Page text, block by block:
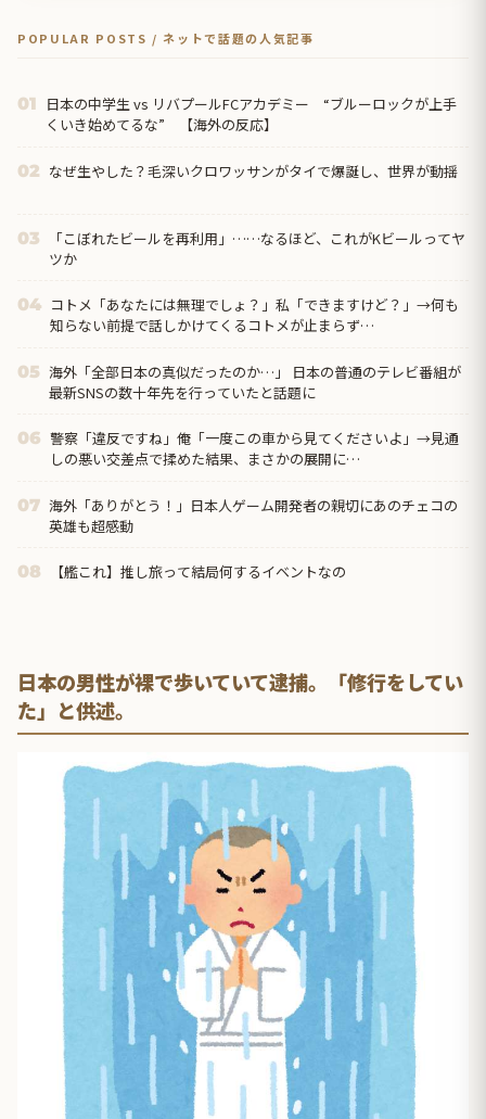
POPULAR POSTS / ネットで話題の人気記事
01
日本の中学生 vs リバプールFCアカデミー “ブルーロックが上手
くいき始めてるな” 【海外の反応】
02 なぜ生やした？毛深いクロワッサンがタイで爆誕し、世界が動揺
03
「こぼれたビールを再利用」……なるほど、これがKビールってヤ
ツか
04 コトメ「あなたには無理でしょ？」私「できますけど？」→何も
知らない前提で話しかけてくるコトメが止まらず…
05 海外「全部日本の真似だったのか…」 日本の普通のテレビ番組が
最新SNSの数十年先を行っていたと話題に
06 警察「違反ですね」俺「一度この車から見てくださいよ」→見通
しの悪い交差点で揉めた結果、まさかの展開に…
07 海外「ありがとう！」日本人ゲーム開発者の親切にあのチェコの
英雄も超感動
08 【艦これ】推し旅って結局何するイベントなの
日本の男性が裸で歩いていて逮捕。「修行をしてい
た」と供述。